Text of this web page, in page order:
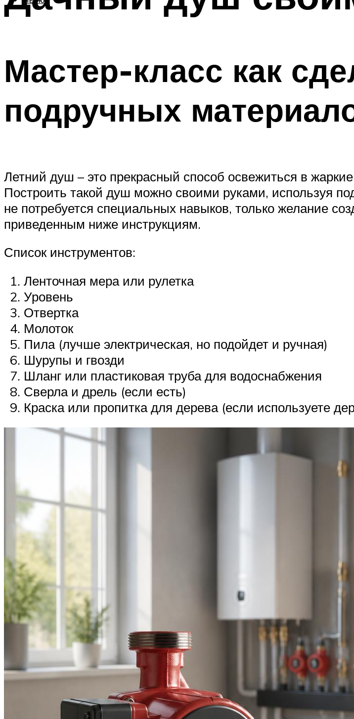
Мастер-класс как
подручных
Летний душ – это прекрасный способ освежиться в
Построить такой душ можно своими руками, используя
не потребуется специальных навыков, только желание
приведенным ниже инструкциям.
Список инструментов:
Ленточная мера или рулетка
Уровень
Отвертка
Молоток
Пила (лучше электрическая, но подойдет и ручная)
Шурупы и гвозди
Шланг или пластиковая труба для водоснабжения
Сверла и дрель (если есть)
Краска или пропитка для дерева (если используете